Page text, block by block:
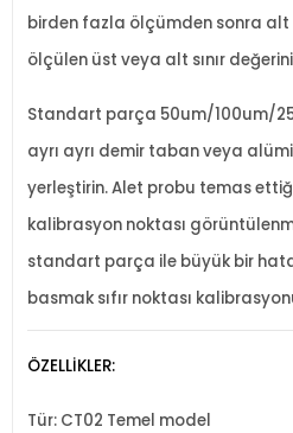
birden fazla ölçümden sonra alt
ölçülen üst veya alt sınır
Standart parça 50um/100um/
ayrı ayrı demir taban veya
yerleştirin. Alet probu temas
kalibrasyon noktası
standart parça ile büyük bir
basmak sıfır noktası
ÖZELLİKLER:
Tür: CT02 Temel model